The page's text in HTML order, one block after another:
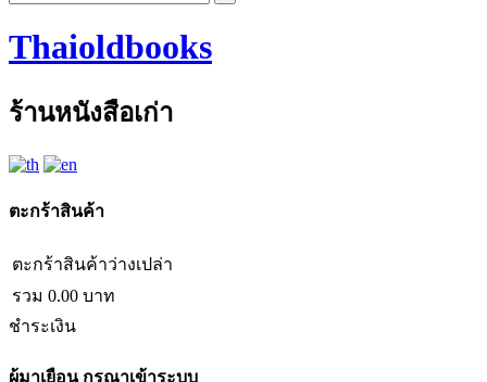
Thaioldbooks
ร้านหนังสือเก่า
ตะกร้าสินค้า
ตะกร้าสินค้าว่างเปล่า
รวม 0.00 บาท
ชำระเงิน
ผู้มาเยือนกรุณาเข้าระบบ